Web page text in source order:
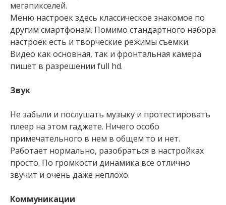
мегапикселей.
Меню настроек здесь классическое знакомое по
другим смартфонам. Помимо стандартного набора
настроек есть и творческие режимы съемки.
Видео как основная, так и фронтальная камера
пишет в разрешении full hd.
Звук
Не забыли и послушать музыку и протестировать
плеер на этом гаджете. Ничего особо
примечательного в нем в общем то и нет.
Работает нормально, разобраться в настройках
просто. По громкости динамика все отлично
звучит и очень даже неплохо.
Коммуникации